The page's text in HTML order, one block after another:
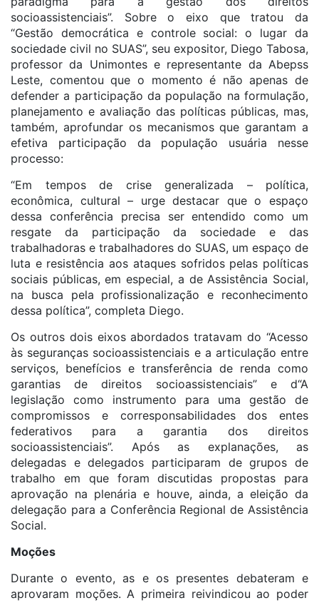
socioassistenciais”. Sobre o eixo que tratou da
“Gestão democrática e controle social: o lugar da
sociedade civil no SUAS”, seu expositor, Diego Tabosa,
professor da Unimontes e representante da Abepss
Leste, comentou que o momento é não apenas de
defender a participação da população na formulação,
planejamento e avaliação das políticas públicas, mas,
também, aprofundar os mecanismos que garantam a
efetiva participação da população usuária nesse
processo:
“Em tempos de crise generalizada – política,
econômica, cultural – urge destacar que o espaço
dessa conferência precisa ser entendido como um
resgate da participação da sociedade e das
trabalhadoras e trabalhadores do SUAS, um espaço de
luta e resistência aos ataques sofridos pelas políticas
sociais públicas, em especial, a de Assistência Social,
na busca pela profissionalização e reconhecimento
dessa política”, completa Diego.
Os outros dois eixos abordados tratavam do “Acesso
às seguranças socioassistenciais e a articulação entre
serviços, benefícios e transferência de renda como
garantias de direitos socioassistenciais” e d“A
legislação como instrumento para uma gestão de
compromissos e corresponsabilidades dos entes
federativos para a garantia dos direitos
socioassistenciais”. Após as explanações, as
delegadas e delegados participaram de grupos de
trabalho em que foram discutidas propostas para
aprovação na plenária e houve, ainda, a eleição da
delegação para a Conferência Regional de Assistência
Social.
Moções
Durante o evento, as e os presentes debateram e
aprovaram moções. A primeira reivindicou ao poder